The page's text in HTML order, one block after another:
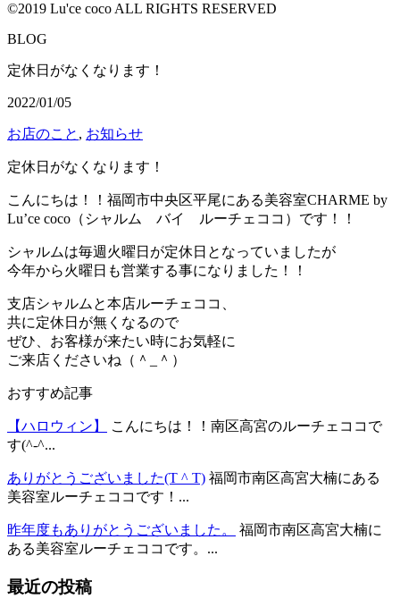
©2019 Lu'ce coco ALL RIGHTS RESERVED
BLOG
定休日がなくなります！
2022/01/05
お店のこと , お知らせ
定休日がなくなります！
こんにちは！！福岡市中央区平尾にある美容室CHARME by
Lu’ce coco（シャルム バイ ルーチェココ）です！！
シャルムは毎週火曜日が定休日となっていましたが
今年から火曜日も営業する事になりました！！
支店シャルムと本店ルーチェココ、
共に定休日が無くなるので
ぜひ、お客様が来たい時にお気軽に
ご来店くださいね（＾_＾）
おすすめ記事
【ハロウィン】
こんにちは！！南区高宮のルーチェココで
す(^-^...
ありがとうございました(T ^ T) 福岡市南区高宮大楠にある
美容室ルーチェココです！...
昨年度もありがとうございました。
福岡市南区高宮大楠に
ある美容室ルーチェココです。...
最近の投稿